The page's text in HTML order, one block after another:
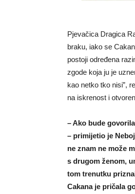
Pjevačica Dragica
braku, iako se
postoji određena
zgode koja ju je
kao netko tko nisi”,
na iskrenost i
– Ako bude
– primijetio je
ne znam ne može
s drugom ženom,
tom trenutku
Cakana je pričala